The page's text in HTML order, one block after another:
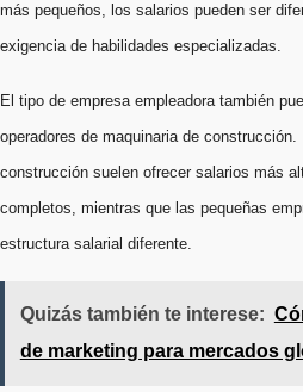
más pequeños, los salarios pueden ser
exigencia de habilidades especializadas.
El tipo de empresa empleadora también
operadores de maquinaria de
construcción suelen ofrecer salarios más
completos, mientras que las pequeñas
estructura salarial diferente.
Quizás también te interese:
de marketing para mercados